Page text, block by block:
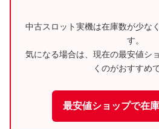
中古スロット実機は在庫数が少な
す。
気になる場合は、現在の最安値シ
くのがおすすめ
最安値ショップで在